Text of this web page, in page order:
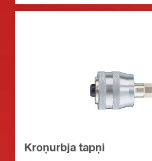
Kroņurbja tapņi